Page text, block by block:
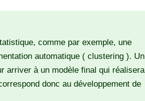
comme par exemple, une
automatique ( clustering ). Un
arriver à un modèle final qui réalisera
donc au développement de